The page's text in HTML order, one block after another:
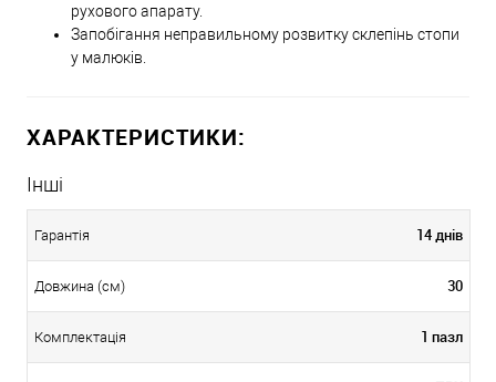
рухового апарату.
Запобігання неправильному розвитку склепінь стопи
у малюків.
ХАРАКТЕРИСТИКИ:
Інші
Гарантія 14 днів
Довжина (см) 30
Комплектація 1 пазл